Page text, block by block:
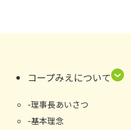
コープみえについて
理事長あいさつ
基本理念